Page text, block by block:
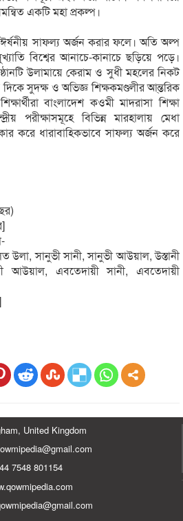
একটি মহা প্রকল্প।
ঈর্ষনীয় সাফল্য অর্জন করার ফলে। অতি অল্প
বিশ্বের আনাচে-কানাচে ছড়িয়ে পড়ে।
উলামায়ে কেরাম ও সুধী মহলের নিকট
সুদক্ষ ও অভিজ্ঞ শিক্ষকমণ্ডলীর আ্ন্তরিক
বাংলাদেশ কওমী মাদরাসা শিক্ষা
পরীক্ষাসমূহে বিভিন্ন মারহালায় মেধা
করে ধারাবাহিকভাবে সাফল্য অর্জন করে
সানুভী সানী, সানুভী আউয়াল, উস্তানী
আউয়াল, এবতেদায়ী সানী, এবতেদায়ী
United Kingdom
7548 801154